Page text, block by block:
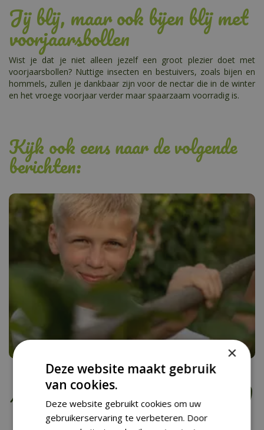
Jij blij, maar ook bijen blij met
voorjaarsbollen
Wist je dat je niet alleen jezelf een groot plezier doet met
voorjaarsbollen? Nuttige insecten en bestuivers, zoals bijen en
hommels, zullen je dankbaar zijn voor de nectar die in de winter
en het vroege voorjaar verder maar spaarzaam voorradig is.
Kijk ook eens naar de volgende
berichten:
Kinderen willen geen
speeltoestel meer (maar dit!)
×
Deze website maakt gebruik
van cookies.
Deze website gebruikt cookies om uw
gebruikerservaring te verbeteren. Door